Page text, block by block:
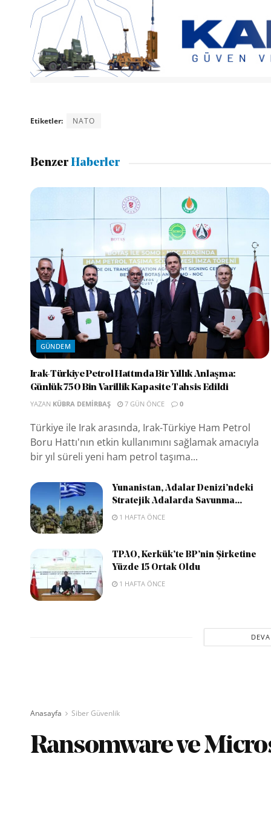
Etiketler: NATO
BenzerHaberler
GÜNDEM
Irak-Türkiye Petrol Hattında Bir Yıllık Anlaşma:
Günlük 750 Bin Varillik Kapasite Tahsis Edildi
YAZAN KÜBRA DEMIRBAŞ 7 GÜN ÖNCE 0
Türkiye ile Irak arasında, Irak-Türkiye Ham Petrol
Boru Hattı'nın etkin kullanımını sağlamak amacıyla
bir yıl süreli yeni ham petrol taşıma...
Yunanistan, Adalar Denizi’ndeki
Stratejik Adalarda Savunma...
1 HAFTA ÖNCE
TPAO, Kerkük’te BP’nin Şirketine
Yüzde 15 Ortak Oldu
1 HAFTA ÖNCE
Anasayfa Siber Güvenlik
Ransomware ve